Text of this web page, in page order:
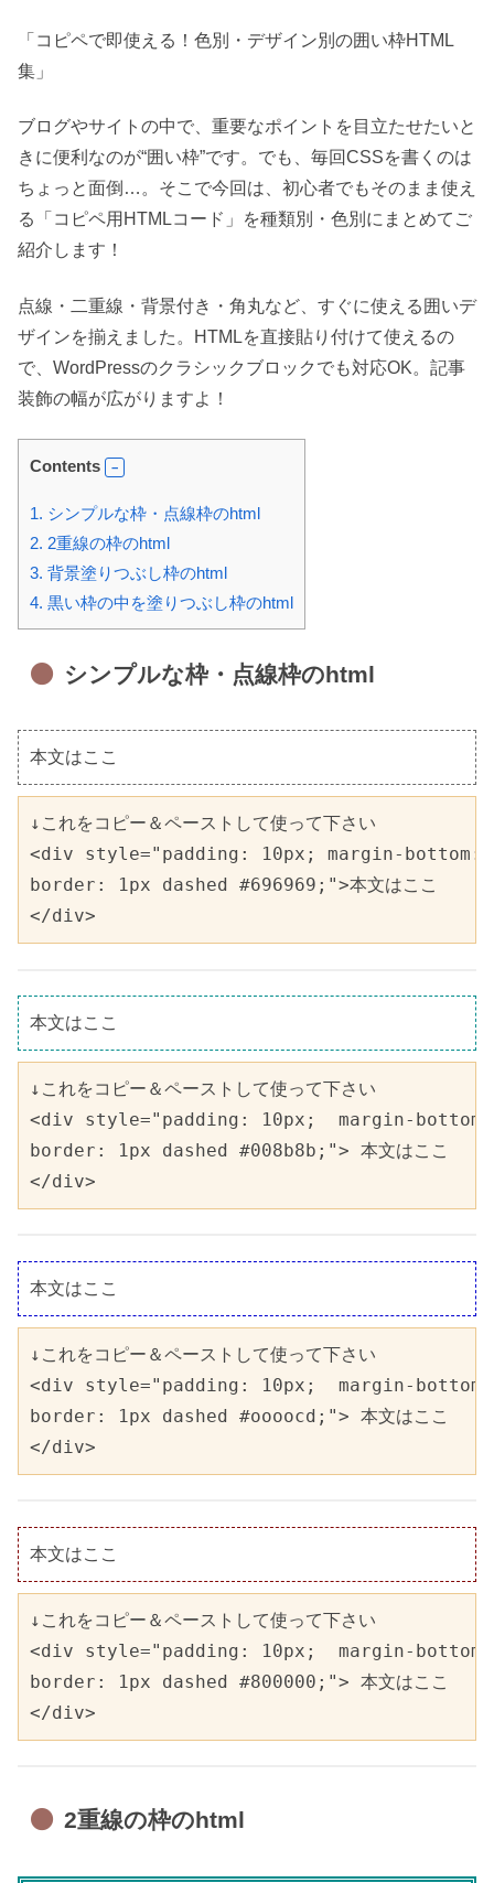
「コピペで即使える！色別・デザイン別の囲い枠HTML
集」
ブログやサイトの中で、重要なポイントを目立たせたいと
きに便利なのが“囲い枠”です。でも、毎回CSSを書くのは
ちょっと面倒…。そこで今回は、初心者でもそのまま使え
る「コピペ用HTMLコード」を種類別・色別にまとめてご
紹介します！
点線・二重線・背景付き・角丸など、すぐに使える囲いデ
ザインを揃えました。HTMLを直接貼り付けて使えるの
で、WordPressのクラシックブロックでも対応OK。記事
装飾の幅が広がりますよ！
Contents
1. シンプルな枠・点線枠のhtml
2. 2重線の枠のhtml
3. 背景塗りつぶし枠のhtml
4. 黒い枠の中を塗りつぶし枠のhtml
シンプルな枠・点線枠のhtml
本文はここ
↓これをコピー＆ペーストして使って下さい
<div style="padding: 10px; margin-
border: 1px dashed #696969;">本文はここ
</div>
本文はここ
↓これをコピー＆ペーストして使って下さい
<div style="padding: 10px;  margin-
border: 1px dashed #008b8b;"> 本文はここ
</div>
本文はここ
↓これをコピー＆ペーストして使って下さい
<div style="padding: 10px;  margin-
border: 1px dashed #oooocd;"> 本文はここ
</div>
本文はここ
↓これをコピー＆ペーストして使って下さい
<div style="padding: 10px;  margin-
border: 1px dashed #800000;"> 本文はここ
</div>
2重線の枠のhtml